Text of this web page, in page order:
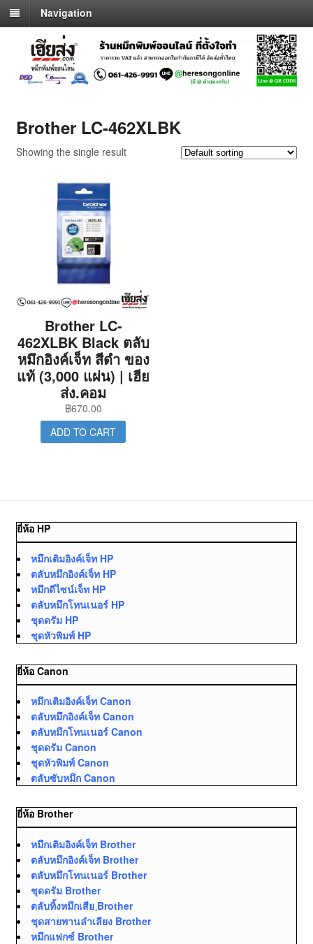
Navigation
Brother LC-462XLBK
Showing the single result
Brother LC-
462XLBK Black ตลับ
หมึกอิงค์เจ็ท สีดำ ของ
แท้ (3,000 แผ่น) | เฮีย
ส่ง.คอม
฿670.00
ADD TO CART
ยี่ห้อ HP
หมึกเติมอิงค์เจ็ท HP
ตลับหมึกอิงค์เจ็ท HP
หมึกดีไซน์เจ็ท HP
ตลับหมึกโทนเนอร์ HP
ชุดดรัม HP
ชุดหัวพิมพ์ HP
ยี่ห้อ Canon
หมึกเติมอิงค์เจ็ท Canon
ตลับหมึกอิงค์เจ็ท Canon
ตลับหมึกโทนเนอร์ Canon
ชุดดรัม Canon
ชุดหัวพิมพ์ Canon
ตลับซับหมึก Canon
ยี่ห้อ Brother
หมึกเติมอิงค์เจ็ท Brother
ตลับหมึกอิงค์เจ็ท Brother
ตลับหมึกโทนเนอร์ Brother
ชุดดรัม Brother
ตลับทิ้งหมึกเสีย ฺBrother
ชุดสายพานลำเลียง Brother
หมึกแฟกซ์ Brother